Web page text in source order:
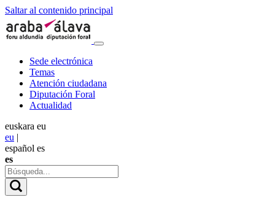
Saltar al contenido principal
Sede electrónica
Temas
Atención ciudadana
Diputación Foral
Actualidad
euskara eu
eu |
español es
es